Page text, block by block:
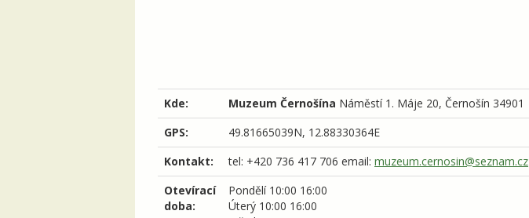
Kde: Muzeum Černošína Náměstí 1. Máje 20, Černošín 34901
GPS:
49.81665039N, 12.88330364E
Kontakt:
tel: +420 736 417 706 email: muzeum.cernosin@seznam.cz
Otevírací
doba:
Pondělí 10:00 16:00
Úterý 10:00 16:00